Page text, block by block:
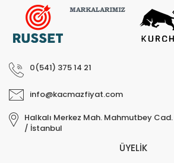
0(541) 375 14 21
info@kacmazfiyat.com
Halkalı Merkez Mah. Mahmutbey
/ İstanbul
ÜYELİK